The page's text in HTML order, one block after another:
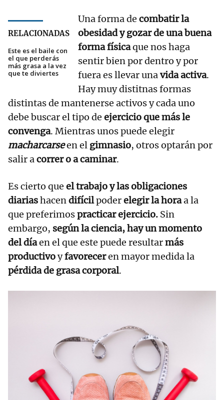
RELACIONADAS
Este es el baile con
el que perderás
más grasa a la vez
que te diviertes
Una forma de combatir la
obesidad y gozar de una buena
forma físicaque nos haga
sentir bien por dentro y por
fuera es llevar unavida activa.
Hay muy distitnas formas
distintas de mantenerse activos y cada uno
debe buscar el tipo de ejercicio que más le
convenga. Mientras unos puede elegir
macharcarseen el gimnasio, otros optarán por
salir acorrer o a caminar.
Es cierto que el trabajo y las obligaciones
diariashacendifícilpoderelegir la horaa la
que preferimospracticar ejercicio. Sin
embargo, según la ciencia, hay un momento
del díaen el que este puede resultarmás
productivoyfavoreceren mayor medida la
pérdida de grasa corporal.